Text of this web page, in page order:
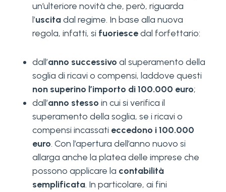
un’ulteriore novità che, però, riguarda
l’uscitadal regime. In base alla nuova
regola, infatti, si fuoriescedal forfettario:
dall’anno successivo al superamento della
soglia di ricavi o compensi, laddove questi
non superino l’importo di 100.000 euro;
dall’anno stesso in cui si verifica il
superamento della soglia, se i ricavi o
compensi incassati eccedono i 100.000
euro. Con l’apertura dell’anno nuovo si
allarga anche la platea delle imprese che
possono applicare la contabilità
semplificata. In particolare, ai fini